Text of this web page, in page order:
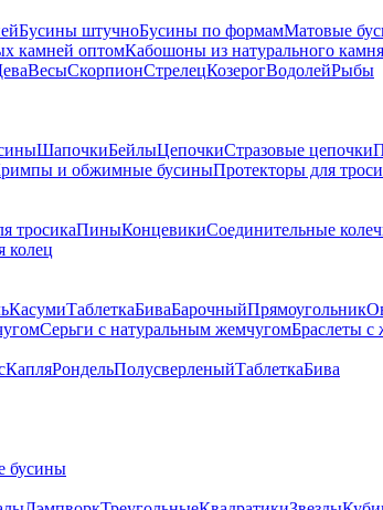
Бусины штучноБусины по формамМатовые
камней оптомКабошоны из натурального камня
ВесыСкорпионСтрелецКозерогВодолейРыбы
ШапочкиБейлыЦепочкиСтразовые цепочки
и обжимные бусиныПротекторы для
тросикаПиныКонцевикиСоединительные
колец
КасумиТаблеткаБиваБарочныйПрямоугольник
Серьги с натуральным жемчугомБраслеты с
КапляРондельПолусверленыйТаблеткаБива
бусины